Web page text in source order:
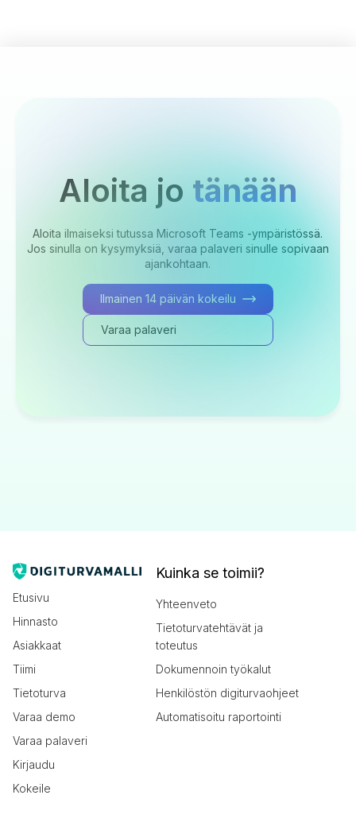
Aloita jo tänään
Aloita ilmaiseksi tutussa Microsoft Teams -ympäristössä.
Jos sinulla on kysymyksiä, varaa palaveri sinulle sopivaan
ajankohtaan.
Ilmainen 14 päivän kokeilu
Varaa palaveri
Etusivu
Hinnasto
Asiakkaat
Tiimi
Tietoturva
Varaa demo
Varaa palaveri
Kirjaudu
Kokeile
Kuinka se toimii?
Yhteenveto
Tietoturvatehtävät ja
toteutus
Dokumennoin työkalut
Henkilöstön digiturvaohjeet
Automatisoitu raportointi